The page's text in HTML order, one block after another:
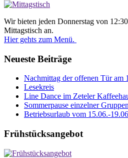
Wir bieten jeden Donnerstag von
Mittagstisch an.
Hier gehts zum Menü.
Neueste Beiträge
Nachmittag der offenen Tür am
Lesekreis
Line Dance im Zeteler
Sommerpause einzelner
Betriebsurlaub vom 15.06.-
Frühstücksangebot